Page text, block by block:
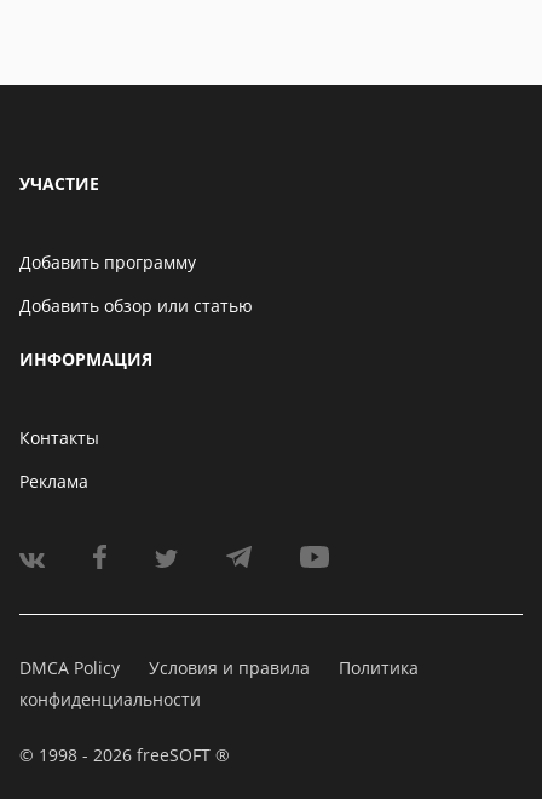
УЧАСТИЕ
Добавить программу
Добавить обзор или статью
ИНФОРМАЦИЯ
Контакты
Реклама
DMCA Policy Условия и правила
Политика
конфиденциальности
© 1998 - 2026 freeSOFT ®